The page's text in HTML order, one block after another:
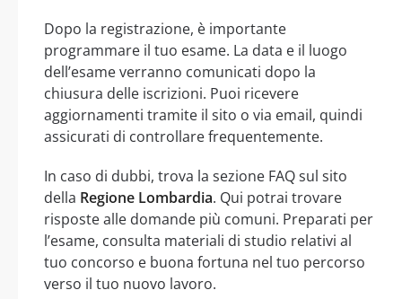
Dopo la registrazione, è importante
programmare il tuo esame. La data e il luogo
dell’esame verranno comunicati dopo la
chiusura delle iscrizioni. Puoi ricevere
aggiornamenti tramite il sito o via email, quindi
assicurati di controllare frequentemente.
In caso di dubbi, trova la sezione FAQ sul sito
della Regione Lombardia. Qui potrai trovare
risposte alle domande più comuni. Preparati per
l’esame, consulta materiali di studio relativi al
tuo concorso e buona fortuna nel tuo percorso
verso il tuo nuovo lavoro.